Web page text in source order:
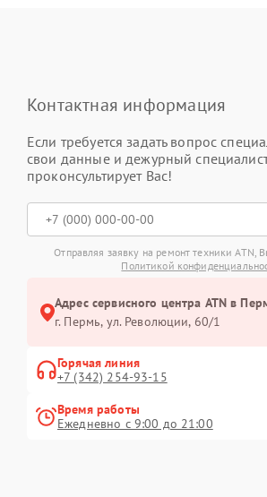
Контактная информация
Если требуется задать вопрос
свои данные и дежурный
проконсультирует Вас!
Отправляя заявку на ремонт техники ATN,
Политикой
Адрес сервисного центра ATN в
г. Пермь, ул. ​Революции, 60/1
Горячая линия
+7 (342) 254-93-15
Время работы
Ежедневно с 9:00 до 21:00